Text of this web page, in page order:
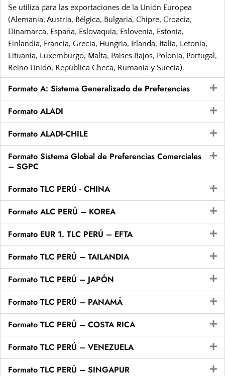
Se utiliza para las exportaciones de la Unión Europea
(Alemania, Austria, Bélgica, Bulgaria, Chipre, Croacia,
Dinamarca, España, Eslovaquia, Eslovenia, Estonia,
Finlandia, Francia, Grecia, Hungría, Irlanda, Italia, Letonia,
Lituania, Luxemburgo, Malta, Países Bajos, Polonia, Portugal,
Reino Unido, República Checa, Rumania y Suecia).
Formato A: Sistema Generalizado de Preferencias
Formato ALADI
Formato ALADI-CHILE
Formato Sistema Global de Preferencias Comerciales
– SGPC
Formato TLC PERÚ - CHINA
Formato ALC PERÚ – KOREA
Formato EUR 1. TLC PERÚ – EFTA
Formato TLC PERÚ – TAILANDIA
Formato TLC PERÚ – JAPÓN
Formato TLC PERÚ – PANAMÁ
Formato TLC PERÚ – COSTA RICA
Formato TLC PERÚ – VENEZUELA
Formato TLC PERÚ – SINGAPUR